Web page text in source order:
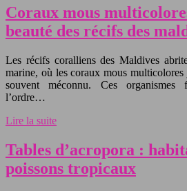
Coraux mous
beauté des récifs des
Les récifs coralliens des Maldives
marine, où les coraux mous
souvent méconnu. Ces organismes
l’ordre…
Lire la suite
Tables d’acropora :
poissons tropicaux